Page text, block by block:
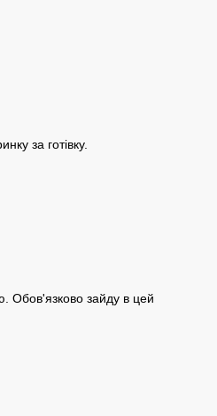
за готівку.
Обов'язково зайду в цей